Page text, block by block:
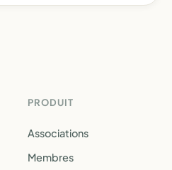
PRODUIT
Associations
Membres